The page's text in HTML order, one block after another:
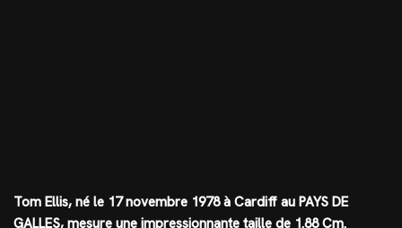
Tom Ellis, né le 17 novembre 1978 à Cardiff au PAYS DE
GALLES, mesure une impressionnante taille de 1.88 Cm.